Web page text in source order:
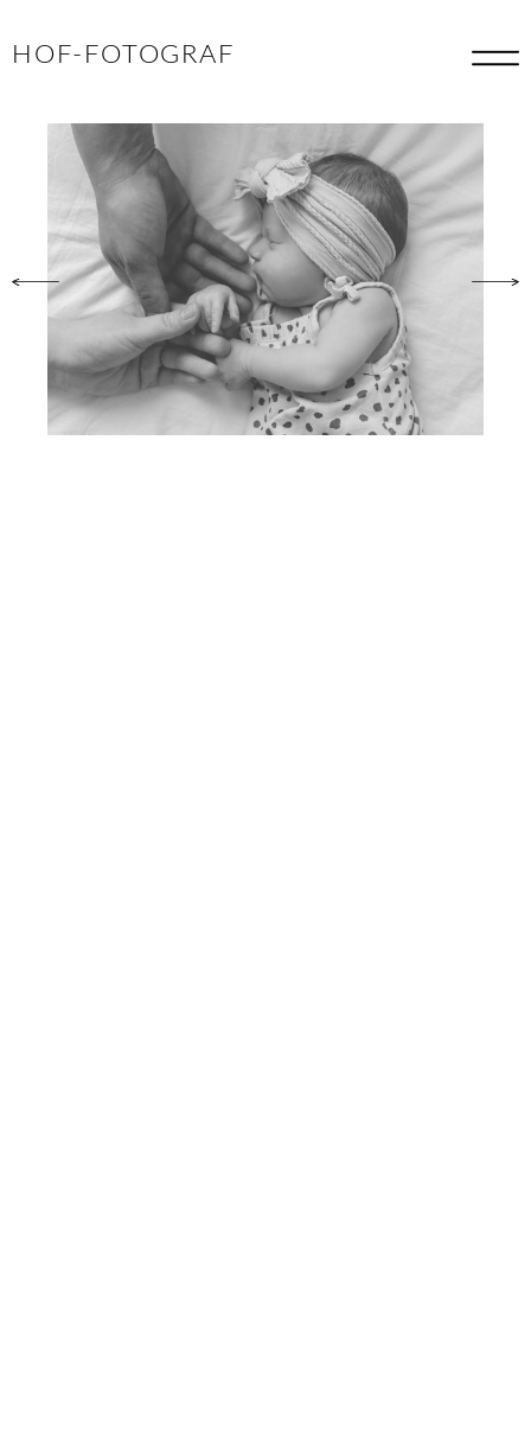
HOF-FOTOGRAF